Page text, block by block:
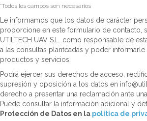
*Todos los campos son necesarios
Le informamos que los datos de carácter
proporcione en este formulario de contacto,
UTILTECH UAV S.L. como responsable de
a las consultas planteadas y poder
productos y servicios.
Podrá ejercer sus derechos de acceso,
supresión y oposición a los datos en
derecho a presentar una reclamación ante
Puede consultar la información adicional y
Protección de Datos en la politica de